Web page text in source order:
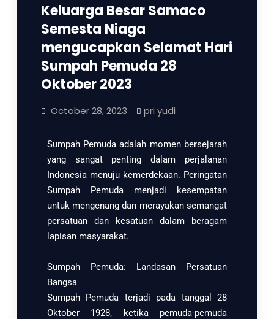
Keluarga Besar Samaco
Semesta Niaga
mengucapkan Selamat Hari
Sumpah Pemuda 28
Oktober 2023
October 28, 2023 pri yudi
Sumpah Pemuda adalah momen bersejarah
yang sangat penting dalam perjalanan
Indonesia menuju kemerdekaan. Peringatan
Sumpah Pemuda menjadi kesempatan
untuk mengenang dan merayakan semangat
persatuan dan kesatuan dalam beragam
lapisan masyarakat.
Sumpah Pemuda: Landasan Persatuan
Bangsa
Sumpah Pemuda terjadi pada tanggal 28
Oktober 1928, ketika pemuda-pemuda